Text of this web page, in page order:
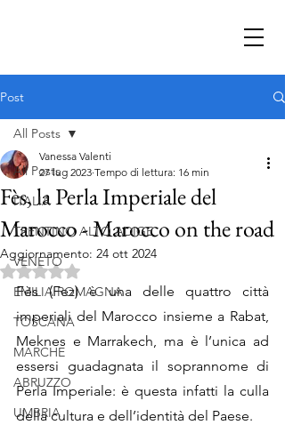
Post
All Posts
ITALIA
TRENTINO ALTO ADIGE
VENETO
EMILIA ROMAGNA
TOSCANA
MARCHE
ABRUZZO
UMBRIA
All Posts
Fès, la Perla Imperiale del
Marocco - Marocco on the road
Vanessa Valenti
27 lug 2023 Tempo di lettura: 16 min
Aggiornamento: 24 ott 2024
Valutazione NaN stelle su 5.
Fès (Fez) è una delle quattro città
imperiali del Marocco insieme a Rabat,
Meknes e Marrakech, ma è l’unica ad
essersi guadagnata il soprannome di
Perla Imperiale: è questa infatti la culla
della cultura e dell’identità del Paese.